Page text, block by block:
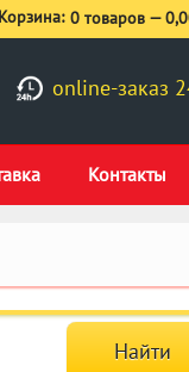
online-заказ
Контакты
Корзина: 0 товаров —